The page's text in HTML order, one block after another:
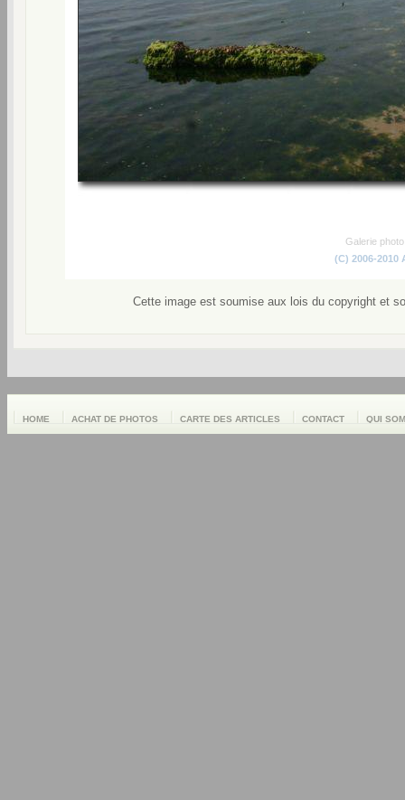
Galerie
(C) 2006-2010
Cette image est soumise aux lois du copyright et
HOME ACHAT DE PHOTOS CARTE DES ARTICLES CONTACT QUI